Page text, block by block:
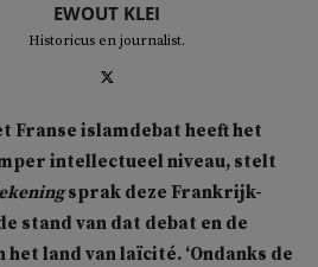
EWOUT KLEI
Historicus en journalist.
Franse islamdebat heeft het
intellectueel niveau, stelt
sprak deze Frankrijk-
stand van dat debat en de
land van laïcité. ‘Ondanks de